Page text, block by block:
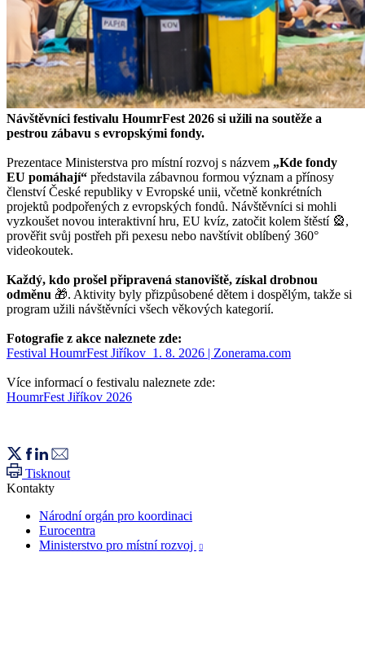
Návštěvníci festivalu HoumrFest 2026 si užili na soutěže a
pestrou zábavu s evropskými fondy.
Prezentace Ministerstva pro místní rozvoj s názvem „Kde fondy
EU pomáhají“ představila zábavnou formou význam a přínosy
členství České republiky v Evropské unii, včetně konkrétních
projektů podpořených z evropských fondů. Návštěvníci si mohli
vyzkoušet novou interaktivní hru, EU kvíz, zatočit kolem štěstí 🎡,
prověřit svůj postřeh při pexesu nebo navštívit oblíbený 360°
videokoutek.
Každý, kdo prošel připravená stanoviště, získal drobnou
odměnu 🎁. Aktivity byly přizpůsobené dětem i dospělým, takže si
program užili návštěvníci všech věkových kategorií.
Fotografie z akce naleznete zde:
Festival HoumrFest Jiříkov_1. 8. 2026 | Zonerama.com
Více informací o festivalu naleznete zde:
HoumrFest Jiříkov 2026
Tisknout
Kontakty
Národní orgán pro koordinaci
Eurocentra
Ministerstvo pro místní rozvoj
